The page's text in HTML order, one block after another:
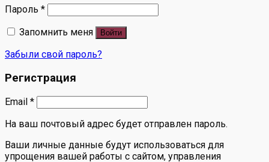
Пароль *
Запомнить меня
Войти
Забыли свой пароль?
Регистрация
Email *
На ваш почтовый адрес будет отправлен пароль.
Ваши личные данные будут использоваться для
упрощения вашей работы с сайтом, управления